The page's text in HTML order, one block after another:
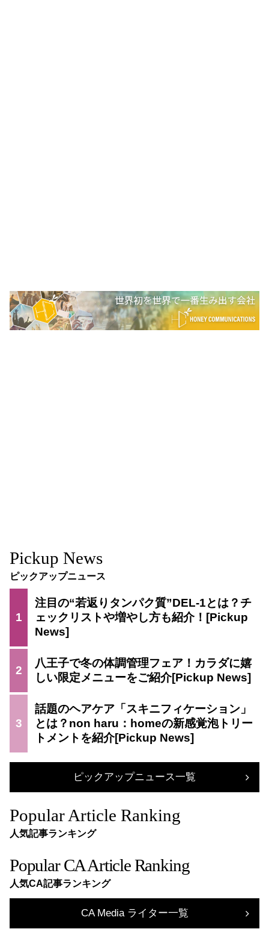
Pickup News
ピックアップニュース
1
注目の“若返りタンパク質”DEL-1とは？チ
ェックリストや増やし方も紹介！
2
八王子で冬の体調管理フェア！カラダに嬉
しい限定メニューをご紹介
3
話題のヘアケア「スキニフィケーション」
とは？non haru：homeの新感覚泡トリー
トメントを紹介
ピックアップニュース一覧
Popular Article Ranking
人気記事ランキング
Popular CA Article Ranking
人気CA記事ランキング
CA Media ライター一覧